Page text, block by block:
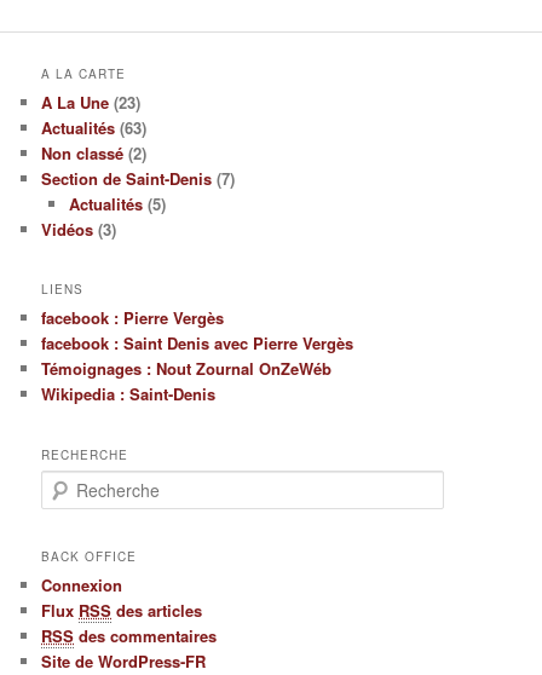
A LA CARTE
A La Une (23)
Actualités (63)
Non classé (2)
Section de Saint-Denis (7)
Actualités(5)
Vidéos (3)
LIENS
facebook : Pierre Vergès
facebook : Saint Denis avec Pierre Vergès
Témoignages : Nout Zournal OnZeWéb
Wikipedia : Saint-Denis
RECHERCHE
Recherche
BACK OFFICE
Connexion
Flux RSS des articles
RSS des commentaires
Site de WordPress-FR